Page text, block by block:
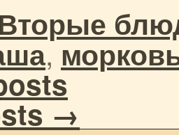
,
→